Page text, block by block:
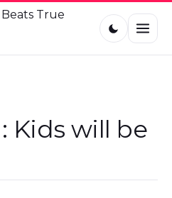
Kids will be